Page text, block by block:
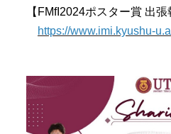
【FMfI2024ポスター賞 出張
https://www.imi.kyushu-